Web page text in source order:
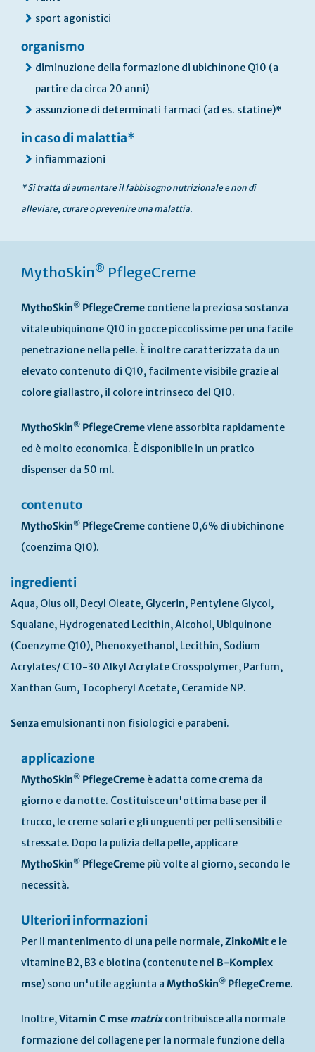
sport agonistici
organismo
diminuzione della formazione di ubichinone Q10 (a
partire da circa 20 anni)
assunzione di determinati farmaci (ad es. statine)*
in caso di malattia*
infiammazioni
* Si tratta di aumentare il fabbisogno nutrizionale e non di
alleviare, curare o prevenire una malattia.
MythoSkin® PflegeCreme
MythoSkin® PflegeCreme contiene la preziosa sostanza
vitale ubiquinone Q10 in gocce piccolissime per una facile
penetrazione nella pelle. È inoltre caratterizzata da un
elevato contenuto di Q10, facilmente visibile grazie al
colore giallastro, il colore intrinseco del Q10.
MythoSkin® PflegeCremeviene assorbita rapidamente
ed è molto economica. È disponibile in un pratico
dispenser da 50 ml.
contenuto
MythoSkin® PflegeCreme contiene 0,6% di ubichinone
(coenzima Q10).
ingredienti
Aqua, Olus oil, Decyl Oleate, Glycerin, Pentylene Glycol,
Squalane, Hydrogenated Lecithin, Alcohol, Ubiquinone
(Coenzyme Q10), Phenoxyethanol, Lecithin, Sodium
Acrylates/ C 10-30 Alkyl Acrylate Crosspolymer, Parfum,
Xanthan Gum, Tocopheryl Acetate, Ceramide NP.
Senza emulsionanti non fisiologici e parabeni.
applicazione
MythoSkin® PflegeCreme è adatta come crema da
giorno e da notte. Costituisce un'ottima base per il
trucco, le creme solari e gli unguenti per pelli sensibili e
stressate. Dopo la pulizia della pelle, applicare
MythoSkin® PflegeCreme più volte al giorno, secondo le
necessità.
Ulteriori informazioni
Per il mantenimento di una pelle normale,ZinkoMit e le
vitamine B2, B3 e biotina (contenute nel B-Komplex
mse) sono un'utile aggiunta a MythoSkin® PflegeCreme.
Inoltre,Vitamin C mse matrixcontribuisce alla normale
formazione del collagene per la normale funzione della